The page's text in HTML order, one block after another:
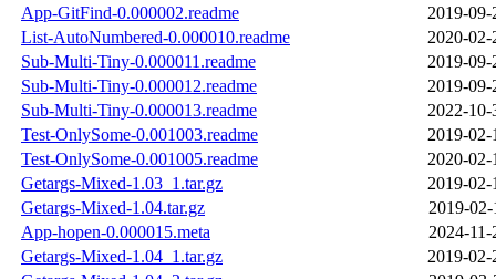
App-GitFind-0.000002.readme
2019-09-
List-AutoNumbered-0.000010.readme
2020-02-
Sub-Multi-Tiny-0.000011.readme
2019-09-
Sub-Multi-Tiny-0.000012.readme
2019-09-
Sub-Multi-Tiny-0.000013.readme
2022-10-
Test-OnlySome-0.001003.readme
2019-02-
Test-OnlySome-0.001005.readme
2020-02-
Getargs-Mixed-1.03_1.tar.gz
2019-02-
Getargs-Mixed-1.04.tar.gz
2019-
App-hopen-0.000015.meta
2024-
Getargs-Mixed-1.04_1.tar.gz
2019-02-